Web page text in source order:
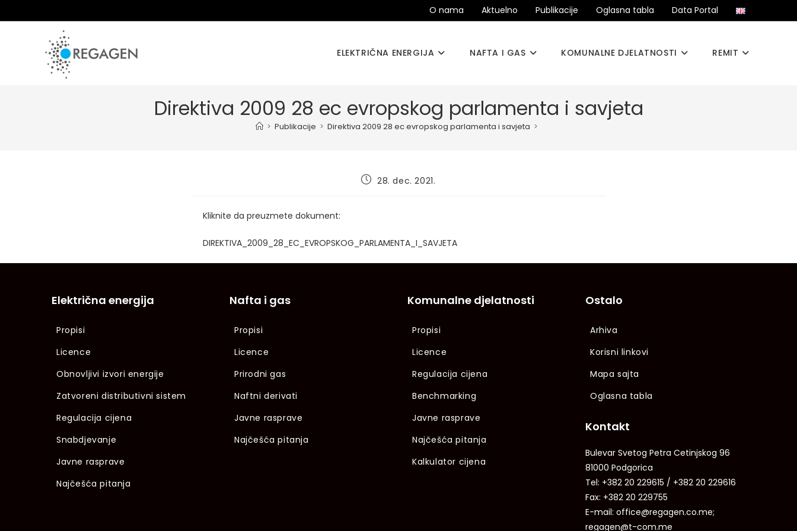
to
O nama Aktuelno Publikacije Oglasna tabla Data Portal
ELEKTRIČNA ENERGIJA NAFTA I GAS KOMUNALNE DJELATNOSTI REMIT
Direktiva 2009 28 ec evropskog parlamenta i savjeta
> Publikacije > Direktiva 2009 28 ec evropskog parlamenta i savjeta >
Post28. dec. 2021.
Kliknite da preuzmete dokument:
DIREKTIVA_2009_28_EC_EVROPSKOG_PARLAMENTA_I_SAVJETA
Električna energija
Propisi
Licence
Obnovljivi izvori energije
Zatvoreni distributivni sistem
Regulacija cijena
Snabdjevanje
Javne rasprave
Najčešća pitanja
Nafta i gas
Propisi
Licence
Prirodni gas
Naftni derivati
Javne rasprave
Najčešća pitanja
Komunalne djelatnosti
Propisi
Licence
Regulacija cijena
Benchmarking
Javne rasprave
Najčešća pitanja
Kalkulator cijena
Ostalo
Arhiva
Korisni linkovi
Mapa sajta
Oglasna tabla
Kontakt
Bulevar Svetog Petra Cetinjskog 96
81000 Podgorica
Tel: +382 20 229615 / +382 20 229616
Fax: +382 20 229755
E-mail: office@regagen.co.me;
regagen@t-com.me